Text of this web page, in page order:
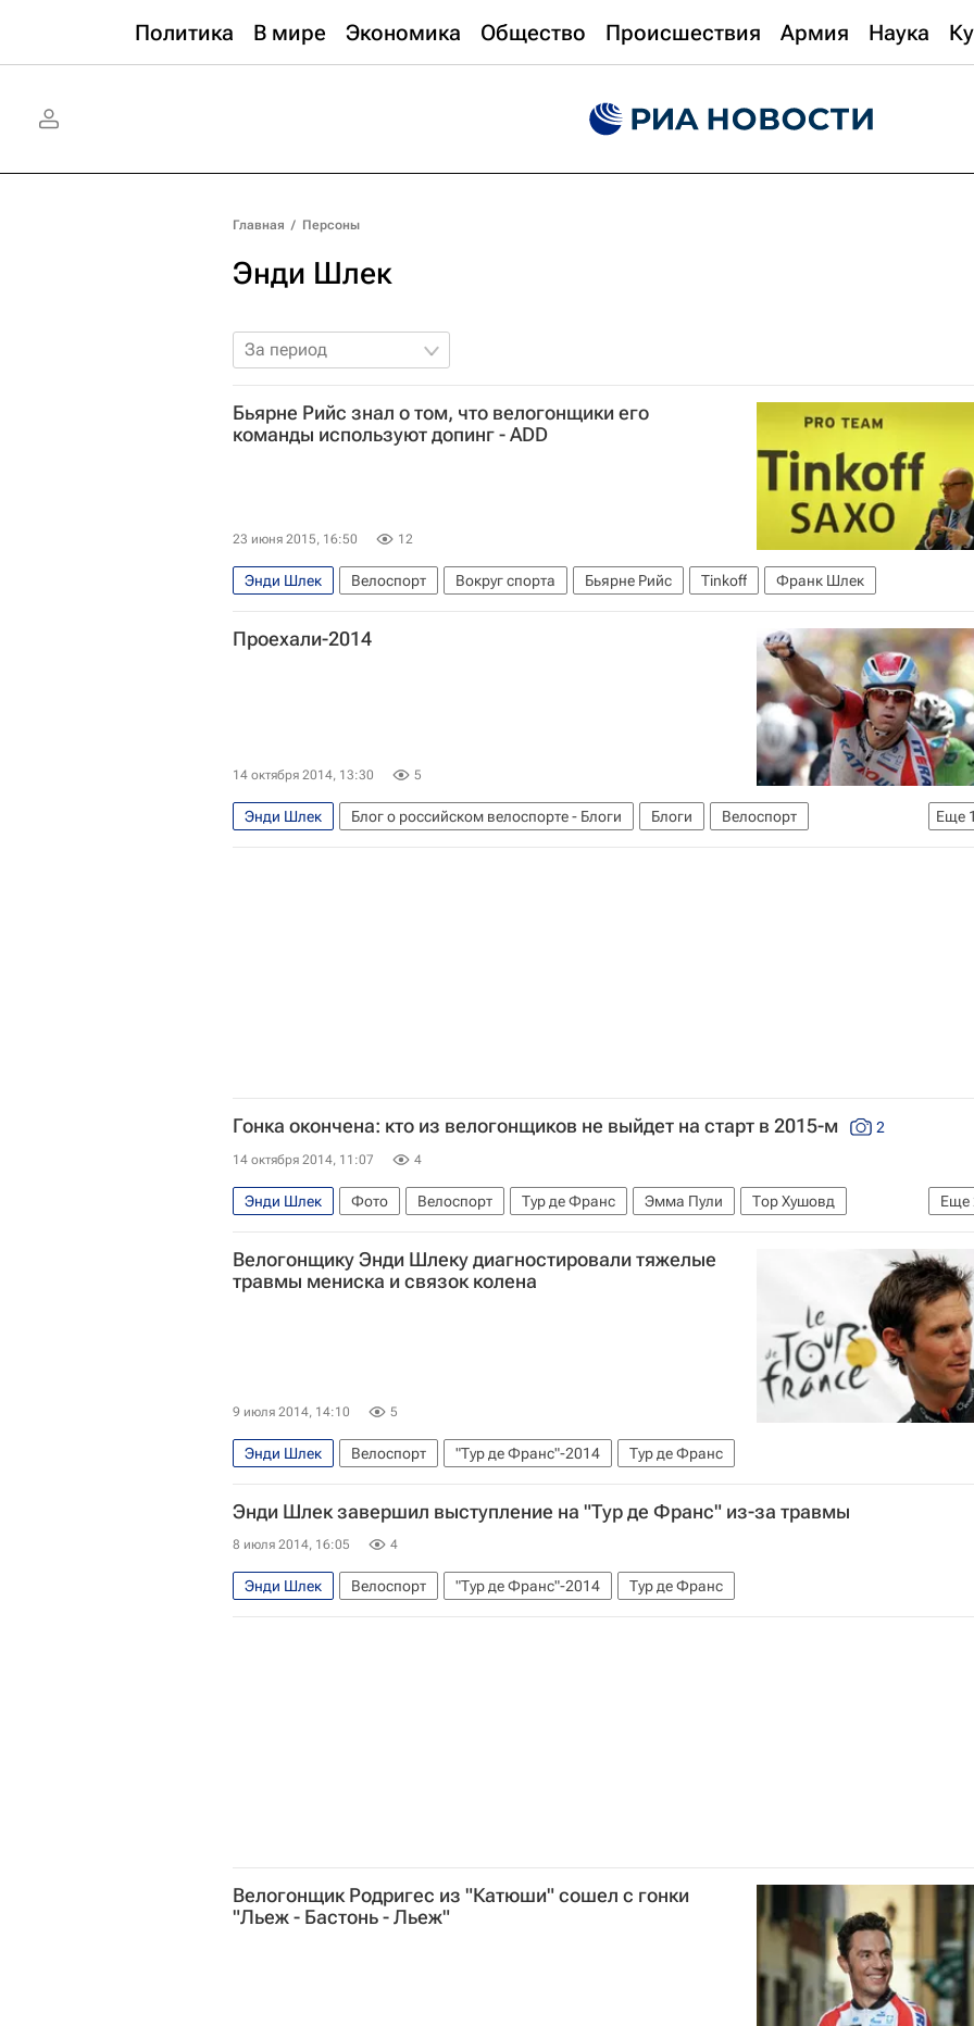
Политика В мире Экономика Общество Происшествия Армия Наука
Главная / Персоны
Энди Шлек
За период
Бьярне Рийс знал о том, что велогонщики его
команды используют допинг - ADD
23 июня 2015, 16:50 12
Энди Шлек Велоспорт Вокруг спорта Бьярне Рийс Tinkoff Франк Шлек
Проехали-2014
14 октября 2014, 13:30 5
Еще
Энди Шлек Блог о российском велоспорте - Блоги Блоги
Велоспорт
Дмитрий Конышев
Олег Тиньков Тур Пекина Вуэльта Испании
Джиро д’Италия
Гонка окончена: кто из велогонщиков не выйдет на старт в 2015-м 2
14 октября 2014, 11:07 4
Еще
Энди Шлек Фото Велоспорт Тур де Франс Эмма Пули
Тор Хушовд
Кэдел Эванс
Дэвид Миллар
Велогонщику Энди Шлеку диагностировали тяжелые
травмы мениска и связок колена
9 июля 2014, 14:10 5
Энди Шлек Велоспорт "Тур де Франс"-2014 Тур де Франс
Энди Шлек завершил выступление на "Тур де Франс" из-за травмы
8 июля 2014, 16:05 4
Энди Шлек Велоспорт "Тур де Франс"-2014 Тур де Франс
Велогонщик Родригес из "Катюши" сошел с гонки
"Льеж - Бастонь - Льеж"